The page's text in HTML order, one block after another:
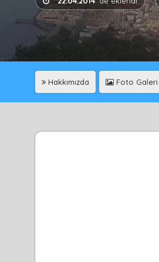
Hakkımızda Foto Galeri